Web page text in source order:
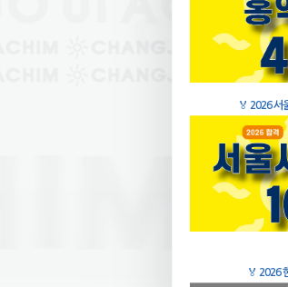
🏅 2026 서
🏅 2026